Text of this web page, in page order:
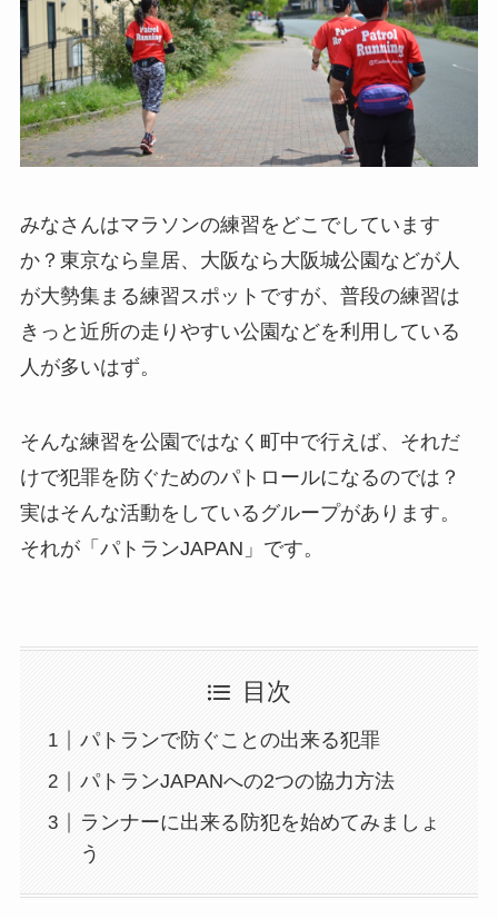
みなさんはマラソンの練習をどこでしています
か？東京なら皇居、大阪なら大阪城公園などが人
が大勢集まる練習スポットですが、普段の練習は
きっと近所の走りやすい公園などを利用している
人が多いはず。
そんな練習を公園ではなく町中で行えば、それだ
けで犯罪を防ぐためのパトロールになるのでは？
実はそんな活動をしているグループがあります。
それが「パトランJAPAN」です。
目次
パトランで防ぐことの出来る犯罪
パトランJAPANへの2つの協力方法
ランナーに出来る防犯を始めてみましょ
う